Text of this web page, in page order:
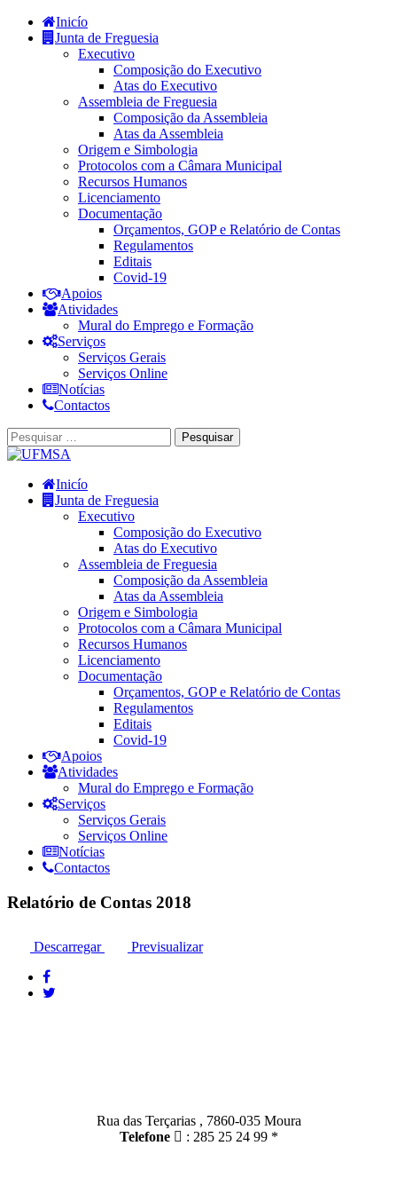
Inicío
Junta de Freguesia
Executivo
Composição do Executivo
Atas do Executivo
Assembleia de Freguesia
Composição da Assembleia
Atas da Assembleia
Origem e Simbologia
Protocolos com a Câmara Municipal
Recursos Humanos
Licenciamento
Documentação
Orçamentos, GOP e Relatório de Contas
Regulamentos
Editais
Covid-19
Apoios
Atividades
Mural do Emprego e Formação
Serviços
Serviços Gerais
Serviços Online
Notícias
Contactos
Inicío
Junta de Freguesia
Executivo
Composição do Executivo
Atas do Executivo
Assembleia de Freguesia
Composição da Assembleia
Atas da Assembleia
Origem e Simbologia
Protocolos com a Câmara Municipal
Recursos Humanos
Licenciamento
Documentação
Orçamentos, GOP e Relatório de Contas
Regulamentos
Editais
Covid-19
Apoios
Atividades
Mural do Emprego e Formação
Serviços
Serviços Gerais
Serviços Online
Notícias
Contactos
Relatório de Contas 2018
Descarregar Previsualizar
Rua das Terçarias , 7860-035 Moura
Telefone
: 285 25 24 99 *